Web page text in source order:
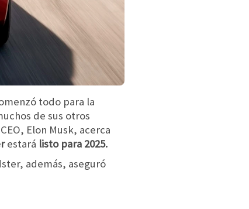
todo para la
de sus otros
Elon Musk, acerca
estará listo para 2025.
además, aseguró